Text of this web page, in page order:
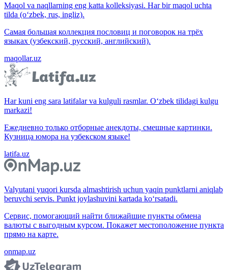
Maqol va naqllarning eng katta kolleksiyasi. Har bir maqol uchta
tilda (o‘zbek, rus, ingliz).
Самая большая коллекция пословиц и поговорок на трёх
языках (узбекский, русский, английский).
maqollar.uz
Har kuni eng sara latifalar va kulguli rasmlar. O‘zbek tilidagi kulgu
markazi!
Ежедневно только отборные анекдоты, смешные картинки.
Кузница юмора на узбекском языке!
latifa.uz
Valyutani yuqori kursda almashtirish uchun yaqin punktlarni aniqlab
beruvchi servis. Punkt joylashuvini kartada ko‘rsatadi.
Сервис, помогающий найти ближайшие пункты обмена
валюты с выгодным курсом. Покажет местоположение пункта
прямо на карте.
onmap.uz